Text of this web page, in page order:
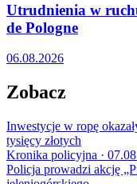
Utrudnienia w
de Pologne
06.08.2026
Zobacz
Inwestycje w ropę
tysięcy złotych
Kronika policyjna ·
Policja prowadzi akcję